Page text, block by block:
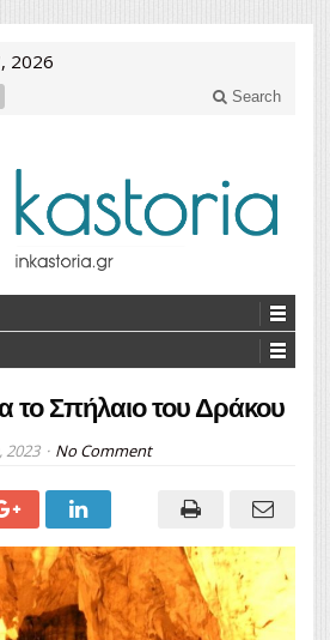
2026
Search
το Σπήλαιο του Δράκου
2023 No Comment